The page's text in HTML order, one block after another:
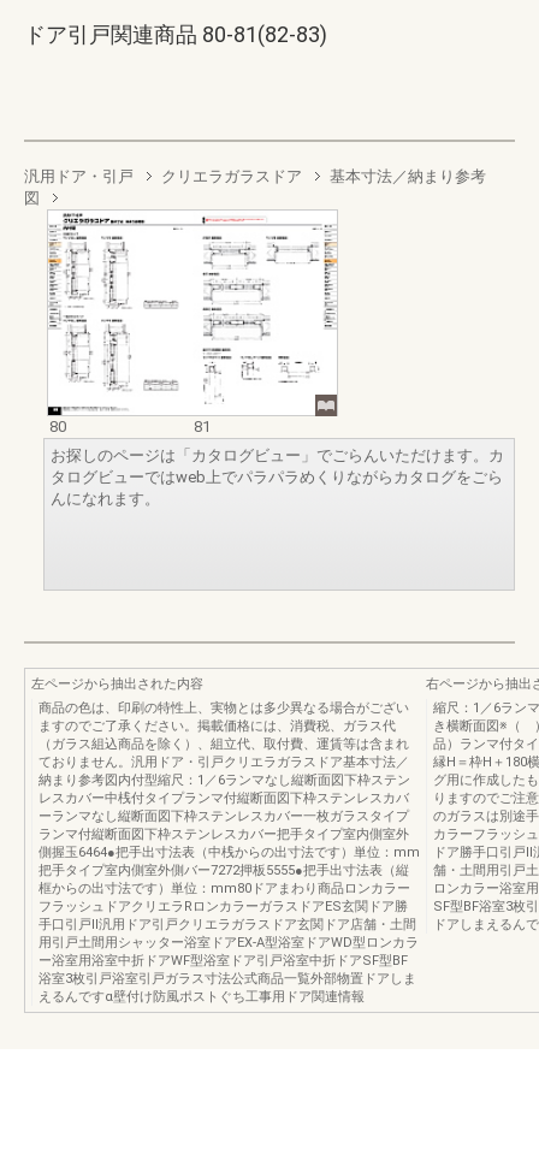
ドア引戸関連商品 80-81(82-83)
汎用ドア・引戸 クリエラガラスドア
基本寸法／納まり参考
図
80
81
お探しのページは「カタログビュー」でごらんいただけます。カ
タログビューではweb上でパラパラめくりながらカタログをごら
んになれます。
左ページから抽出された内容
商品の色は、印刷の特性上、実物とは多少異なる場合がござい
ますのでご了承ください。掲載価格には、消費税、ガラス代
（ガラス組込商品を除く）、組立代、取付費、運賃等は含まれ
ておりません。汎用ドア・引戸クリエラガラスドア基本寸法／
納まり参考図内付型縮尺：1／6ランマなし縦断面図下枠ステン
レスカバー中桟付タイプランマ付縦断面図下枠ステンレスカバ
ーランマなし縦断面図下枠ステンレスカバー一枚ガラスタイプ
ランマ付縦断面図下枠ステンレスカバー把手タイプ室内側室外
側握玉6464●把手出寸法表（中桟からの出寸法です）単位：mm
把手タイプ室内側室外側バー7272押板5555●把手出寸法表（縦
框からの出寸法です）単位：mm80ドアまわり商品ロンカラー
フラッシュドアクリエラRロンカラーガラスドアES玄関ドア勝
手口引戸Ⅱ汎用ドア引戸クリエラガラスドア玄関ドア店舗・土間
用引戸土間用シャッター浴室ドアEX-A型浴室ドアWD型ロンカラ
ー浴室用浴室中折ドアWF型浴室ドア引戸浴室中折ドアSF型BF
浴室3枚引戸浴室引戸ガラス寸法公式商品一覧外部物置ドアしま
えるんですα壁付け防風ポストぐち工事用ドア関連情報
右ページから抽出
縮尺：1／6ラン
き横断面図※（
品）ランマ付タ
縁H＝枠H＋180
グ用に作成した
りますのでご注
のガラスは別途
カラーフラッシ
ドア勝手口引戸
舗・土間用引戸
ロンカラー浴室
SF型BF浴室3枚
ドアしまえるん